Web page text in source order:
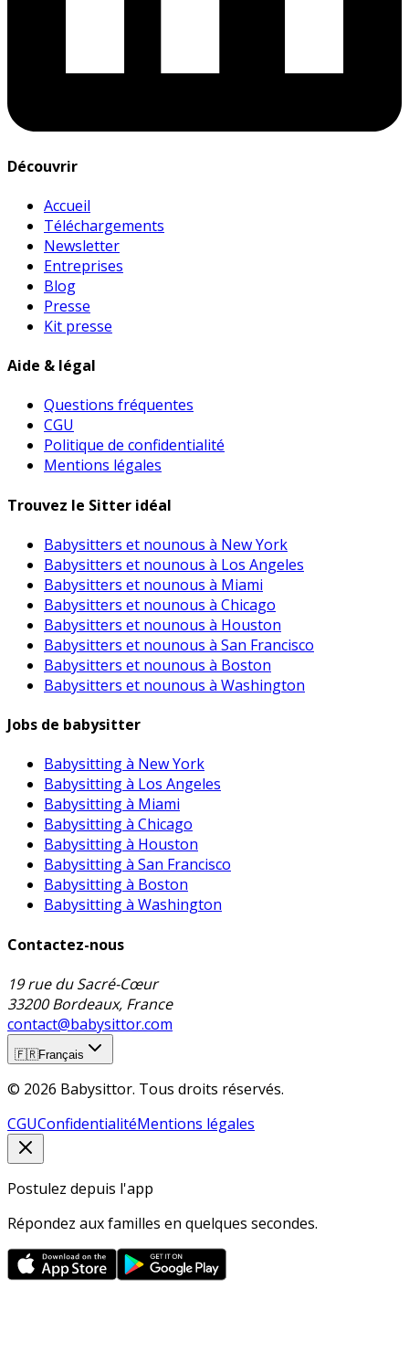
Découvrir
Accueil
Téléchargements
Newsletter
Entreprises
Blog
Presse
Kit presse
Aide & légal
Questions fréquentes
CGU
Politique de confidentialité
Mentions légales
Trouvez le Sitter idéal
Babysitters et nounous à New York
Babysitters et nounous à Los Angeles
Babysitters et nounous à Miami
Babysitters et nounous à Chicago
Babysitters et nounous à Houston
Babysitters et nounous à San Francisco
Babysitters et nounous à Boston
Babysitters et nounous à Washington
Jobs de babysitter
Babysitting à New York
Babysitting à Los Angeles
Babysitting à Miami
Babysitting à Chicago
Babysitting à Houston
Babysitting à San Francisco
Babysitting à Boston
Babysitting à Washington
Contactez-nous
19 rue du Sacré-Cœur
33200 Bordeaux, France
contact@babysittor.com
🇫🇷Français
© 2026 Babysittor. Tous droits réservés.
CGUConfidentialitéMentions légales
Postulez depuis l'app
Répondez aux familles en quelques secondes.